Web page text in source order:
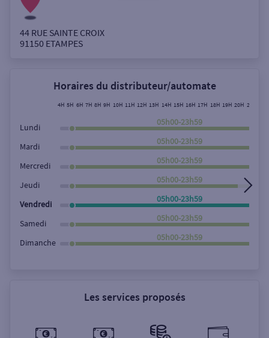
Rue
Rechercher
44 RUE SAINTE CROIX
91150 ETAMPES
Horaires du distributeur/automate
4H 5H 6H 7H 8H 9H 10H 11H 12H 13H 14H 15H 16H 17H 18H 19H 20H 21H
Lundi
05h00-23h59
Mardi
05h00-23h59
Mercredi
05h00-23h59
Jeudi
05h00-23h59
Vendredi
05h00-23h59
Samedi
05h00-23h59
Dimanche
05h00-23h59
Les services proposés